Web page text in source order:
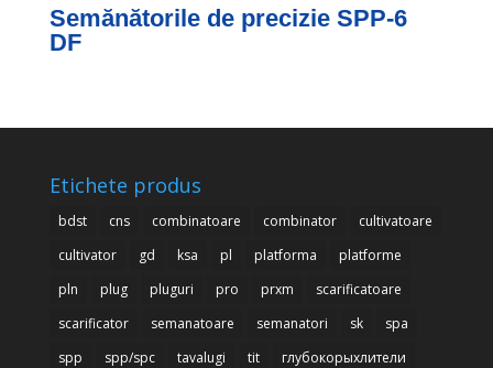
Semănătorile de precizie SPP-6
DF
Etichete produs
bdst cns combinatoare combinator
cultivatoare
cultivator
gd ksa pl platforma
platforme
pln
plug pluguri pro prxm
scarificatoare
scarificator
semanatoare semanatori sk
spa
spp
spp/spc tavalugi tit
глубокорыхлители